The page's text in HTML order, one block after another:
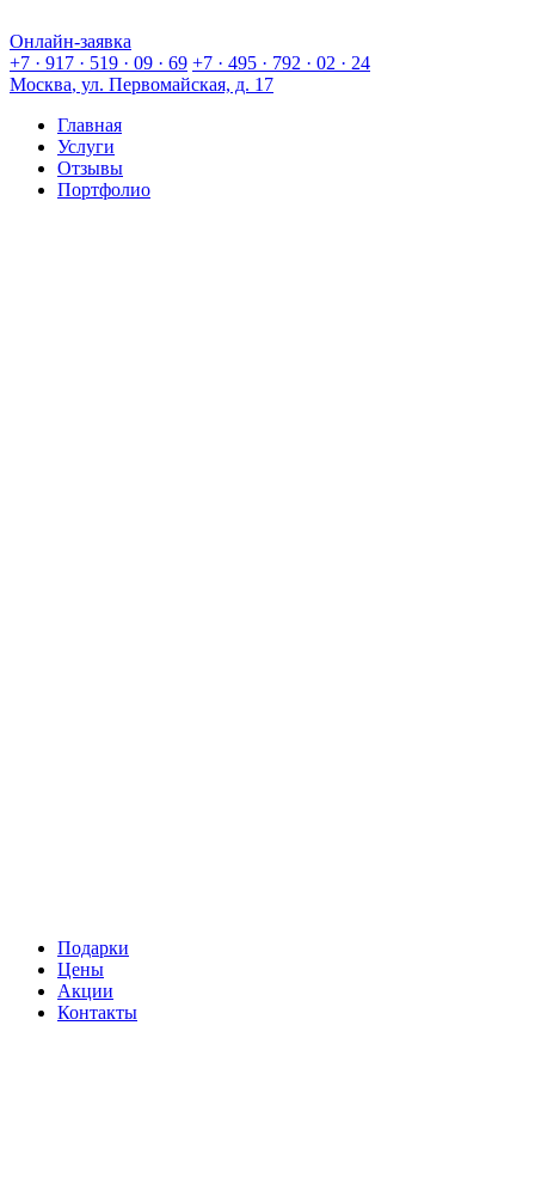
Онлайн-заявка
+7 · 917 · 519 · 09 · 69 +7 · 495 · 792 · 02 · 24
Москва, ул. Первомайская, д. 17
Главная
Услуги
Отзывы
Портфолио
Подарки
Цены
Акции
Контакты